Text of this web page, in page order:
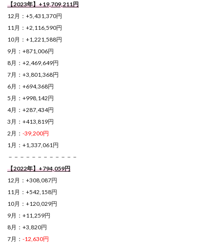
【2023年】+19,709,211円
12月：+5,431,370円
11月：+2,116,590円
10月：+1,221,588円
9月：+871,006円
8月：+2,469,649円
7月：+3,801,368円
6月：+694,368円
5月：+998,142円
4月：+287,434円
3月：+413,819円
2月： -39,200円
1月：+1,337,061円
－－－－－－－－－－－－
【2022年】+794,059円
12月：+308,087円
11月：+542,158円
10月：+120,029円
9月：+11,259円
8月：+3,820円
7月： -12,630円